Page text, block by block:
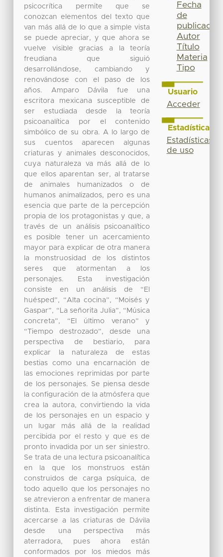
psicocrítica permite que se
conozcan elementos del texto que
van más allá de lo que a simple vista
se puede apreciar, y que ahora se
vuelve visible gracias a la teoría
freudiana que siguió
desarrollándose, cambiando y
renovándose con el paso de los
años. Amparo Dávila fue una
escritora mexicana susceptible de
ser estudiada desde la teoría
psicoanalítica por el contenido
simbólico de su obra. A lo largo de
sus cuentos aparecen algunas
criaturas y animales desconocidos,
cuya naturaleza va más allá de lo
que ellos aparentan ser, al tratarse
de animales humanizados o de
humanos animalizados, pero es una
esencia que parte de la percepción
propia de los protagonistas y que, a
través de un análisis psicoanalítico
es posible tener un acercamiento
mayor para explicar de otra manera
la monstruosidad de los distintos
seres que atormentan a los
personajes. Esta investigación
consiste en un análisis de “El
huésped”, “Alta cocina”, “Moisés y
Gaspar”, “La señorita Julia”, “Música
concreta”, “El último verano” y
“Tiempo destrozado”, desde una
perspectiva de bestiario, para
explicar la naturaleza de estas
bestias como una encarnación de
las emociones reprimidas por parte
de los personajes. Se piensa desde
la configuración de la atmósfera que
crea la autora, convirtiendo la vida
de los personajes en un espacio y
un lugar más allá de la realidad
percibida por el resto y que es de
pronto invadida por un ser siniestro.
Se trata de una lectura psicoanalítica
en la que los monstruos están
construidos de carga psíquica, de
todo aquello que los personajes no
se atrevieron a enfrentar de manera
distinta. Esta investigación permite
acercarse a las criaturas de Dávila
desde una perspectiva más
aterradora, pues ahora están
conformados por los miedos más
Fecha
de
publicación
Autor
Título
Materia
Tipo
Usuario
Acceder
Estadísticas
Estadísticas
de uso